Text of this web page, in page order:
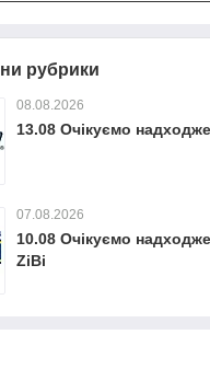
рубрики
08.08.2026
13.08 Очікуємо
07.08.2026
10.08 Очікуємо
ZiBi